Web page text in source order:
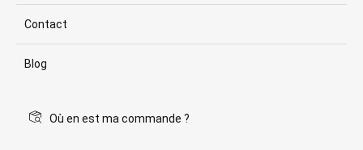
Contact
Blog
Où en est ma commande ?